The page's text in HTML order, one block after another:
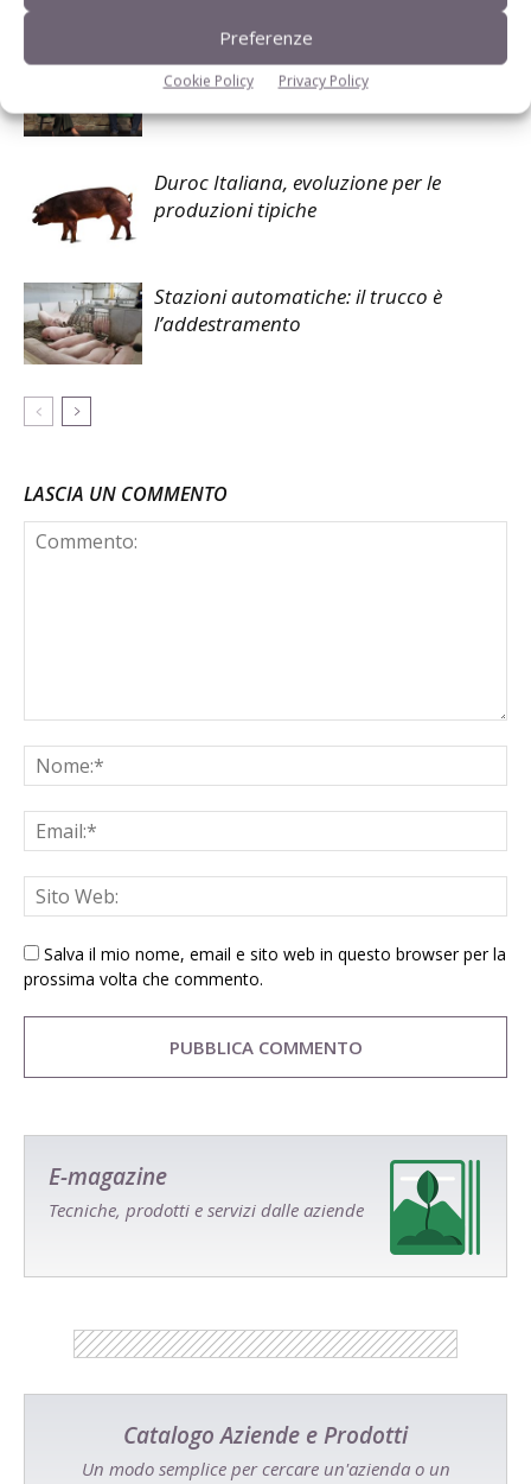
Preferenze
Cookie Policy Privacy Policy
Quando la salute pesa sui conti del
suino
Duroc Italiana, evoluzione per le
produzioni tipiche
Stazioni automatiche: il trucco è
l’addestramento
LASCIA UN COMMENTO
Salva il mio nome, email e sito web in questo browser per la
prossima volta che commento.
E-magazine
Tecniche, prodotti e servizi dalle aziende
Catalogo Aziende e Prodotti
Un modo semplice per cercare un'azienda o un